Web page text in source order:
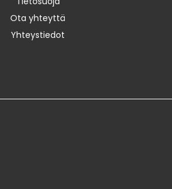
Ota yhteyttä
Yhteystiedot